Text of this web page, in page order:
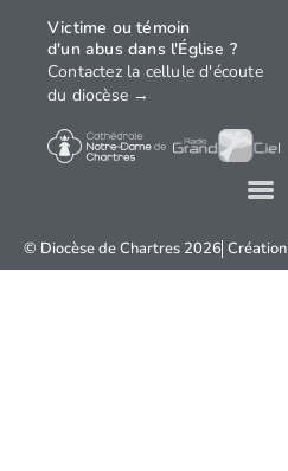
© Diocèse de Chartres 2026 Création
Victime ou témoin
d'un abus dans l'Église ?
Contactez la cellule d'écoute
du diocèse →